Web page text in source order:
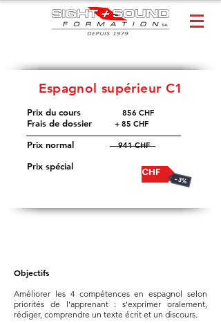
Espagnol supérieur C1
Prix du cours 856 CHF
Frais de dossier + 85 CHF
Prix normal941 CHF
Prix spécial 913 CHF
Objectifs
Améliorer les 4 compétences en espagnol selon
priorités de l'apprenant : s'exprimer oralement,
rédiger, comprendre un texte écrit et un discours.